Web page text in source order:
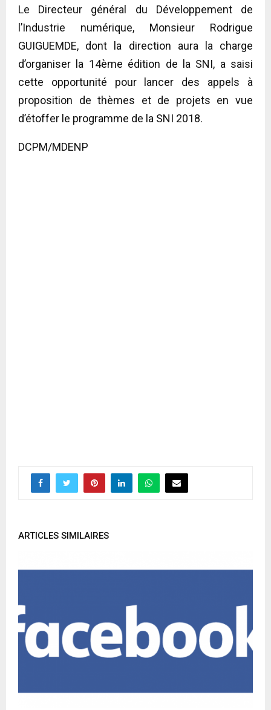
Le Directeur général du Développement de
l’Industrie numérique, Monsieur Rodrigue
GUIGUEMDE, dont la direction aura la charge
d’organiser la 14ème édition de la SNI, a saisi
cette opportunité pour lancer des appels à
proposition de thèmes et de projets en vue
d’étoffer le programme de la SNI 2018.
DCPM/MDENP
ARTICLES SIMILAIRES